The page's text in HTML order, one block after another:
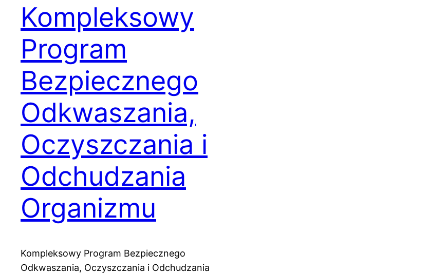
Kompleksowy
Program
Bezpiecznego
Odkwaszania,
Oczyszczania i
Odchudzania
Organizmu
Kompleksowy Program Bezpiecznego
Odkwaszania, Oczyszczania i Odchudzania